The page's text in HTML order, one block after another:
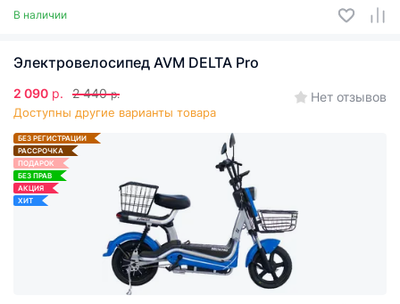
В наличии
Электровелосипед AVM DELTA Pro
2 090 р. 2 440 р.
Доступны другие варианты товара
Нет отзывов
БЕЗ РЕГИСТРАЦИИ
РАССРОЧКА
ПОДАРОК
БЕЗ ПРАВ
АКЦИЯ
ХИТ